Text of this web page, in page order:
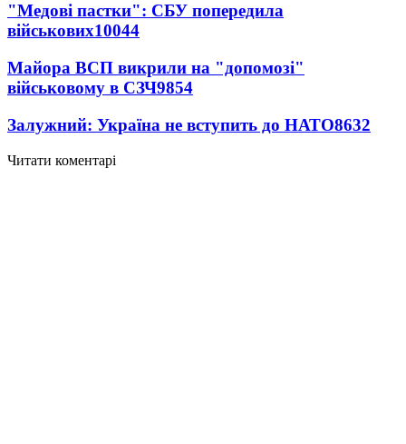
"Медові пастки": СБУ попередила
військових10044
Майора ВСП викрили на "допомозі"
військовому в СЗЧ9854
Залужний: Україна не вступить до НАТО8632
Читати коментарі